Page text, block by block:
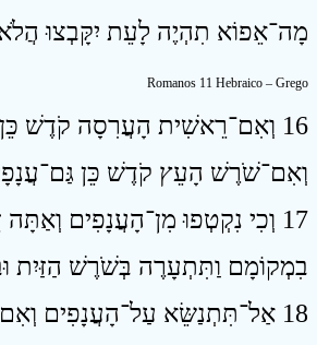
מָה־אֵפוֹא תִהְיֶה לָעֵת יִקָּבְצוּ הֲלֹא
Romanos 11 Hebraico – Grego
16 וְאִם־רֵאשִׁית הָעֲרִסָה קֹדֶשׁ
וְאִם־שֹׁרֶשׁ הָעֵץ קֹדֶשׁ כֵּן
17 וְכִי נִקְטְפוּ מִן־הָעֲנָפִים
בִמְקוֹמָם וַתִּתְעָרֶה בְּשֹׁרֶשׁ הַזַּיִת
18 אַל־תִּתְנַשֵּׂא עַל־הָעֲנָפִים